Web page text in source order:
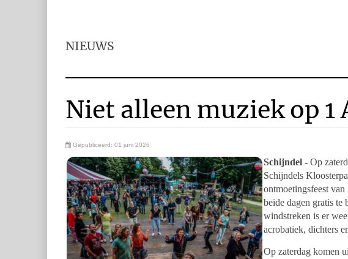
NIEUWS
Niet alleen muziek op 1
Gepubliceerd: 01 juni 2026
Schijndel - Op
Schijndels
ontmoetingsfeest
beide dagen gratis te
windstreken is er
acrobatiek, dichters
Op zaterdag komen